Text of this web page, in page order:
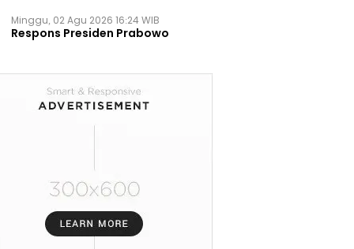
Minggu, 02 Agu 2026 16:24 WIB
Respons Presiden Prabowo